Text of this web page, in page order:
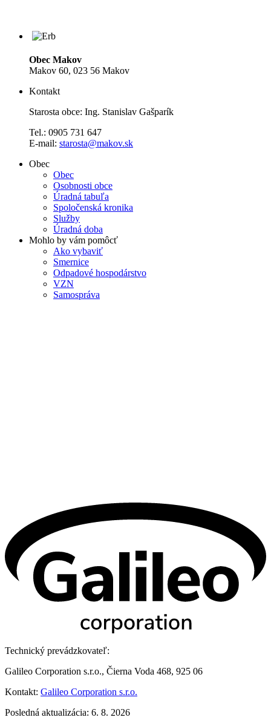
Obec Makov
Makov 60, 023 56 Makov
Kontakt
Starosta obce: Ing. Stanislav Gašparík
Tel.: 0905 731 647
E-mail: starosta@makov.sk
Obec
Obec
Osobnosti obce
Úradná tabuľa
Spoločenská kronika
Služby
Úradná doba
Mohlo by vám pomôcť
Ako vybaviť
Smernice
Odpadové hospodárstvo
VZN
Samospráva
Technický prevádzkovateľ:
Galileo Corporation s.r.o., Čierna Voda 468, 925 06
Kontakt: Galileo Corporation s.r.o.
Posledná aktualizácia: 6. 8. 2026